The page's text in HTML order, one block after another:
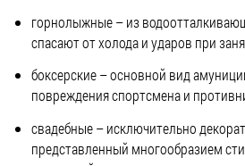
горнолыжные – из
спасают от холода и ударов при
боксерские – основной вид
повреждения спортсмена и
свадебные – исключительно
представленный многообразием